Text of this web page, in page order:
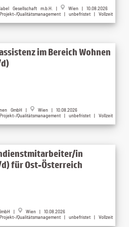
Gesellschaft m.b.H. |
Wien | 10.08.2026
Qualitätsmanagement | unbefristet | Vollzeit
im Bereich Wohnen
GmbH |
Wien | 10.08.2026
Qualitätsmanagement | unbefristet | Vollzeit
in
für Ost-Österreich
|
Wien | 10.08.2026
Qualitätsmanagement | unbefristet | Vollzeit